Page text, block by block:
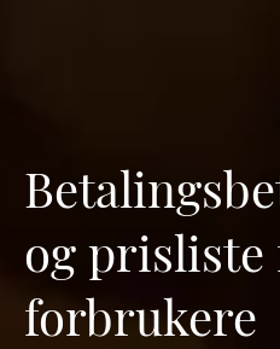
og prisliste
forbrukere